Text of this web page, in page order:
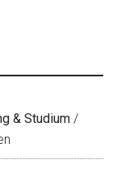
& Studium /